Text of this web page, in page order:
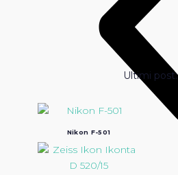
Ultimi post:
Nikon F-501